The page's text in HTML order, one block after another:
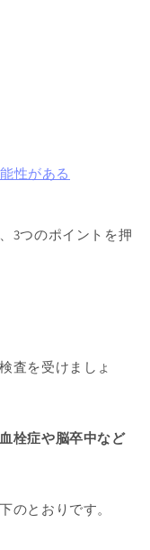
性がある
3つのポイントを押
査を受けましょ
血栓症や脳卒中など
のとおりです。